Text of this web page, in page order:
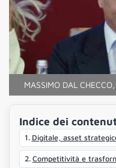
MASSIMO DAL
Indice dei
Digitale, asset
Competitività e